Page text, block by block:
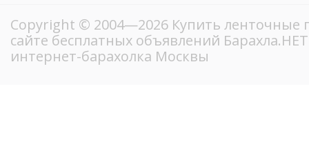
Copyright © 2004—2026 Купить ленточные
сайте бесплатных объявлений
интернет-барахолка Москвы